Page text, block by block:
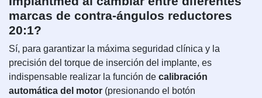
marcas de contra-ángulos reductores
20:1?
Sí, para garantizar la máxima seguridad clínica y la
precisión del torque de inserción del implante, es
indispensable realizar la función de calibración
automática del motor (presionando el botón